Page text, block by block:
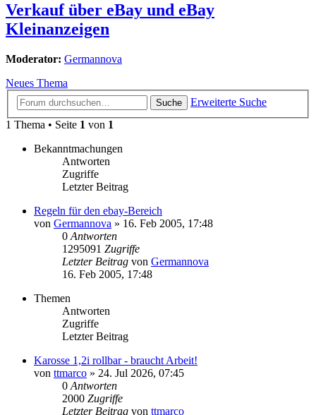
Verkauf über eBay und eBay
Kleinanzeigen
Moderator: Germannova
Neues Thema
Suche
Erweiterte Suche
1 Thema • Seite 1 von 1
Bekanntmachungen
Antworten
Zugriffe
Letzter Beitrag
Regeln für den ebay-Bereich
von Germannova » 16. Feb 2005, 17:48
0 Antworten
1295091 Zugriffe
Letzter Beitrag von Germannova
16. Feb 2005, 17:48
Themen
Antworten
Zugriffe
Letzter Beitrag
Karosse 1,2i rollbar - braucht Arbeit!
von ttmarco » 24. Jul 2026, 07:45
0 Antworten
2000 Zugriffe
Letzter Beitrag von ttmarco